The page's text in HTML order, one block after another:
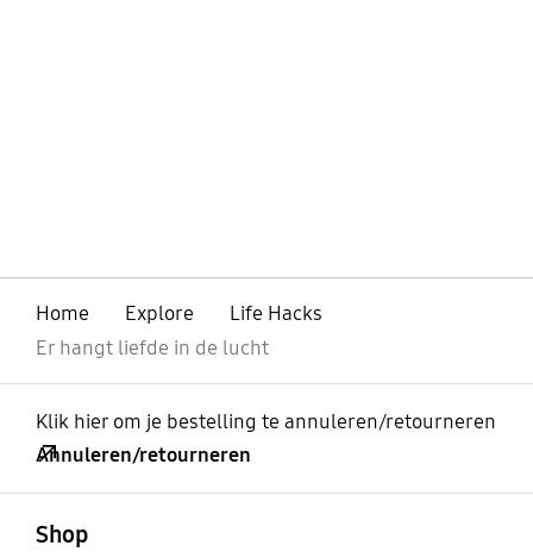
Home Explore
Life Hacks
Er hangt liefde in de lucht
Klik hier om je bestelling te annuleren/retourneren
Annuleren/retourneren
Shop